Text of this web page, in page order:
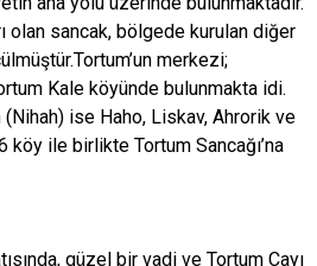
olan sancak, bölgede kurulan diğer
merkezi;
Kale köyünde bulunmakta idi.
ise Haho, Liskav, Ahrorik ve
köy ile birlikte Tortum Sancağı’na
güzel bir vadi ve Tortum Çayı